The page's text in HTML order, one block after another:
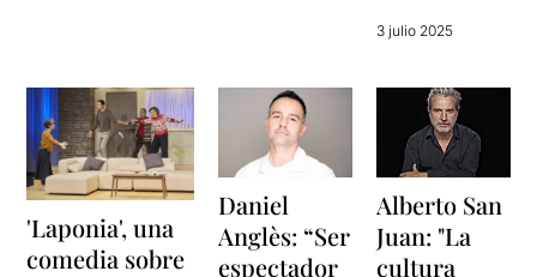
3 julio 2025
'Laponia', una
comedia sobre
Daniel
Anglès: “Ser
espectador
Alberto San
Juan: "La
cultura